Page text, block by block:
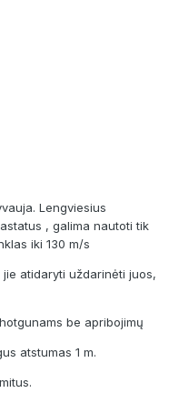
Lengviesius
, galima nautoti tik
iki 130 m/s
atidaryti uždarinėti juos,
be apribojimų
atstumas 1 m.